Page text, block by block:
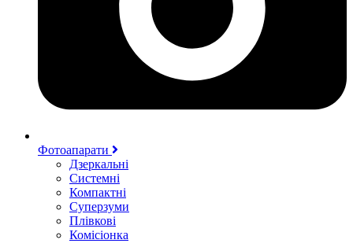
Фотоапарати
Дзеркальні
Системні
Компактні
Суперзуми
Плівкові
Комісіонка